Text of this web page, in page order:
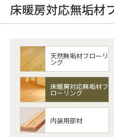
床暖房対応無垢材
天然無垢材フローリ
ング
床暖房対応無垢材フ
ローリング
内装用部材